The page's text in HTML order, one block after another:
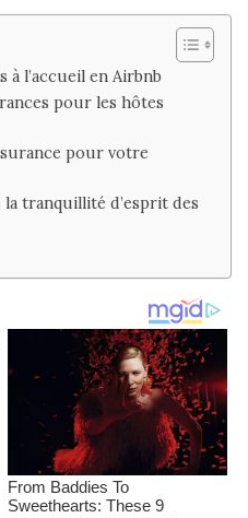
l’accueil en Airbnb
pour les hôtes
pour votre
la tranquillité d’esprit des